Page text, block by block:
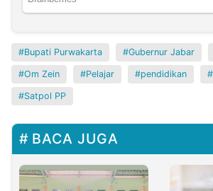
Bupati Purwakarta Gubernur Jabar
Om Zein Pelajar pendidikan
Satpol PP
BACA JUGA